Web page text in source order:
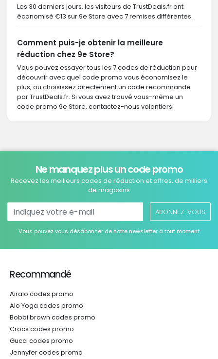
Les 30 derniers jours, les visiteurs de TrustDeals.fr ont
économisé €13 sur 9e Store avec 7 remises différentes.
Comment puis-je obtenir la meilleure
réduction chez 9e Store?
Vous pouvez essayer tous les 7 codes de réduction pour
découvrir avec quel code promo vous économisez le
plus, ou choisissez directement un code recommandé
par TrustDeals.fr. Si vous avez trouvé vous-même un
code promo 9e Store, contactez-nous volontiers.
Ne manquez plus un code promo
Recevez les meilleurs codes de réduction et offres, de milliers
de magasins
ABONNEZ-VOUS
Vous pouvez vous désabonner de notre newsletter à tout moment
Recommandé
Airalo codes promo
Alo Yoga codes promo
Bobbi brown codes promo
Crocs codes promo
Gucci codes promo
Jennyfer codes promo